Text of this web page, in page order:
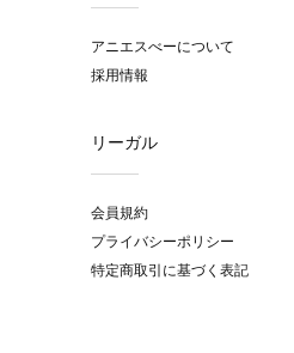
アニエスべーについて
採用情報
リーガル
会員規約
プライバシーポリシー
特定商取引に基づく表記